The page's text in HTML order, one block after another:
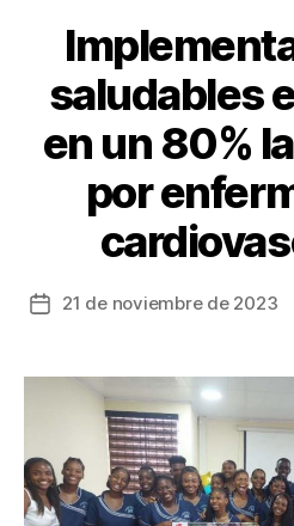
saludables
en un 80%
por
Fecha
entrada
21 de noviembre de 2023